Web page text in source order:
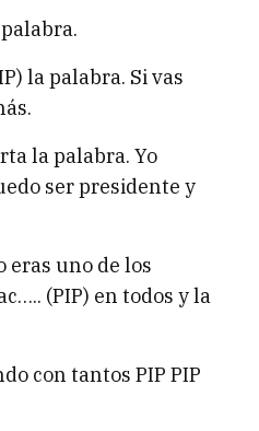
la palabra. Si vas
la palabra. Yo
ser presidente y
eras uno de los
(PIP) en todos y la
con tantos PIP PIP